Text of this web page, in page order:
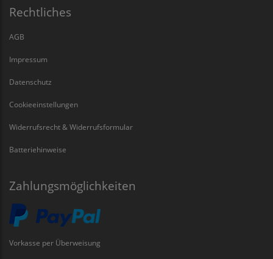
Rechtliches
AGB
Impressum
Datenschutz
Cookieeinstellungen
Widerrufsrecht & Widerrufsformular
Batteriehinweise
Zahlungsmöglichkeiten
Vorkasse per Überweisung